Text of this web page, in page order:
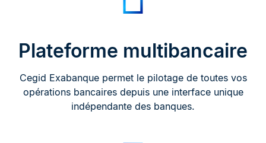
Plateforme multibancaire
Cegid Exabanque permet le pilotage de toutes vos
opérations bancaires depuis une interface unique
indépendante des banques.